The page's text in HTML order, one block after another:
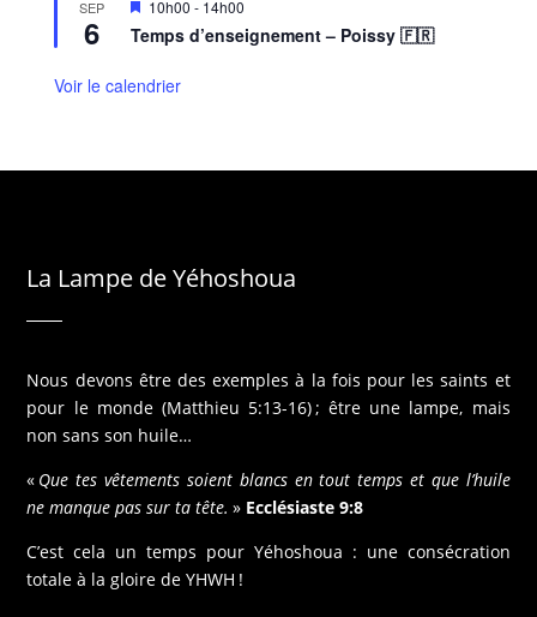
SEP
6
M
s
n
10h00 - 14h00
Temps d’enseignement – Poissy 🇫🇷
Voir le calendrier
La Lampe de Yéhoshoua
Nous devons être des exemples à la fois pour les saints et
pour le monde (Matthieu 5:13-16) ; être une lampe, mais
non sans son huile…
« Que tes vêtements soient blancs en tout temps et que l’huile
ne manque pas sur ta tête. » Ecclésiaste 9:8
C’est cela un temps pour Yéhoshoua : une consécration
totale à la gloire de YHWH !